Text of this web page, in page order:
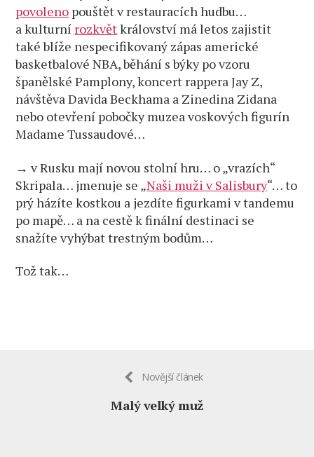
povoleno pouštět v restauracích hudbu…
a kulturní rozkvětkrálovství má letos zajistit
také blíže nespecifikovaný zápas americké
basketbalové NBA, běhání s býky po vzoru
španělské Pamplony, koncert rappera Jay Z,
návštěva Davida Beckhama a Zinedina Zidana
nebo otevření pobočky muzea voskových figurín
Madame Tussaudové…
→ v Rusku mají novou stolní hru… o „vrazích“
Skripala… jmenuje se „Naši muži v Salisbury“… to
prý házíte kostkou a jezdíte figurkami v tandemu
po mapě… a na cestě k finální destinaci se
snažíte vyhýbat trestným bodům…
Tož tak…
Novější článek
Malý velký muž